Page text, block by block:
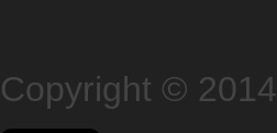
Copyright © 2014